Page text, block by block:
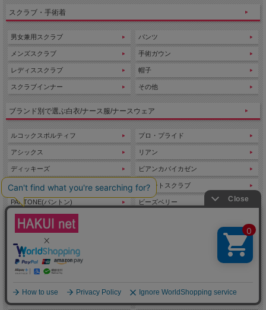
2025/9/24 女性らしい優しさが感じられるスクラブ。シャープなア
イテムでありながら、曲線を多用したデザインが優美さを感じさせ
ます。
2025/9/22 ワンピースでありながらツーピースを思わせる２トーン
カラーのナースワンピースです。受付にもおすすめ。
2025/09/19 優しい色合いとデザインが患者さんに安心感を与えるナ
ースジャケット。
2025/9/18 動きやすい立体裁断を採用したウィンドブレーカー。優
れた防風・はっ水性能で、送迎時の風や雨をシャットアウト。
2025/9/17 ダブルデザインのドクターコート白衣。肩のふんわりシ
ルエットとウエスト切り替えのタック使いで、クラシカルな印象
に。
2025/9/16 2 本のアームラインが清楚かつスタイリッシュな印象を与
える男女兼用スクラブ白衣。
2025/9/12 ウエストシェイプでスッキリ見えが叶うスクラブ白衣。
胸元の２本のラインで洗練された印象に。
2025/9/11 計算し尽くされた美シルエットパンツ。着心地がいいの
にスッキリと着痩せするシルエットがポイント。
2025/9/10 細身のパイピングデザインが清楚で上品な印象のカーデ
2025/9/9 フェミニンなイメージを表現できるボウタイ調デザインの
スクラブ・手術着
男女兼用スクラブ
メンズスクラブ
レディススクラブ
スクラブインナー
パンツ
手術ガウン
帽子
その他
ブランド別で選ぶ白衣/ナース服/ナースウェア
ルコックスポルティフ
アシックス
ディッキーズ
ミッシェルクラン
PANTONE(パントン)
LAURA ASHLEY ローラアシュレイ
MIZUNO（ミズノ）
アディダス
ワコールHIコレクション
リバティプリント
プロ・プライド
リアン
ビアンカバイカゼン
スマートスクラブ
ビーズベリー
UNITE DIVISION OF ME